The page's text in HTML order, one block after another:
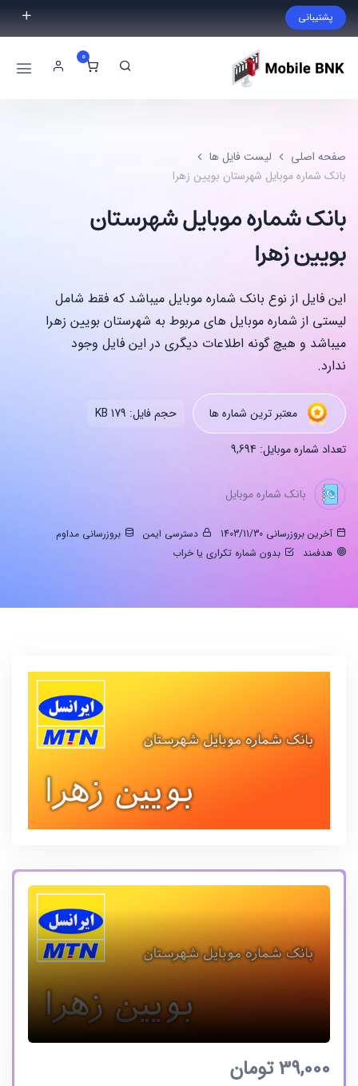
پشتیبانی
فایل مورد نظر خود را پیدا نکردید؟ با ما تماس بگیرید.
09999868721
0
صفحه اصلی
لیست فایل ها
بانک شماره موبایل شهرستان بویین زهرا
بانک شماره موبایل شهرستان
بویین زهرا
این فایل از نوع بانک شماره موبایل میباشد که فقط شامل
لیستی از شماره موبایل های مربوط به شهرستان بویین زهرا
میباشد و هیچ گونه اطلاعات دیگری در این فایل وجود
ندارد.
معتبر ترین شماره ها حجم فایل: 179 KB
تعداد شماره موبایل: 9,694
بانک شماره موبایل
آخرین بروزرسانی 1403/11/30 دسترسی ایمن
بروزرسانی مداوم
هدفمند
بدون شماره تکراری یا خراب
39,000تومان